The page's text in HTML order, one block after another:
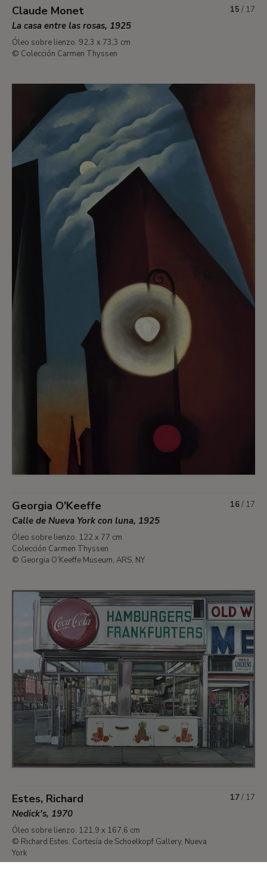
Claude Monet
La casa entre las rosas, 1925
Óleo sobre lienzo. 92,3 x 73,3 cm
© Colección Carmen Thyssen
15 / 17
Georgia O'Keeffe
Calle de Nueva York con luna, 1925
Óleo sobre lienzo. 122 x 77 cm
Colección Carmen Thyssen
© Georgia O’Keeffe Museum, ARS, NY
16/ 17
Estes, Richard
Nedick's, 1970
Óleo sobre lienzo. 121,9 x 167,6 cm
© Richard Estes. Cortesía de Schoelkopf Gallery, Nueva
York
17/ 17